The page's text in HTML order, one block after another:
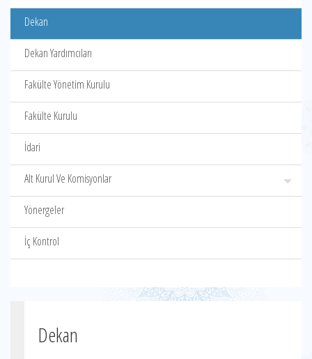
Dekan
Dekan Yardımcıları
Fakülte Yönetim Kurulu
Fakülte Kurulu
İdari
Alt Kurul Ve Komisyonlar
Yönergeler
İç Kontrol
Dekan